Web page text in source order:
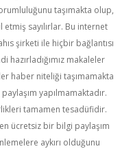
taşımakta olup,
sayılırlar. Bu internet
şirketi ile hiçbir bağlantısı
hazırladığımız makaleler
haber niteliği taşımamakta
yapılmamaktadır.
tamamen tesadüfidir.
ücretsiz bir bilgi paylaşım
aykırı olduğunu